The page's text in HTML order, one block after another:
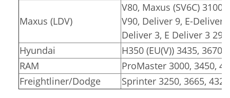
Maxus (LDV)
V80, Maxus (SV6C) 3100,
V90, Deliver 9, E-Deliver
Deliver 3, E Deliver 3
Hyundai
H350 (EU(V)) 3435, 3670
RAM
ProMaster 3000, 3450,
Freightliner/Dodge
Sprinter 3250, 3665, 4325